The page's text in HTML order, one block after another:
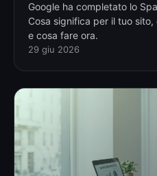
Google ha completato lo
Cosa significa per il tuo
e cosa fare ora.
29 giu 2026